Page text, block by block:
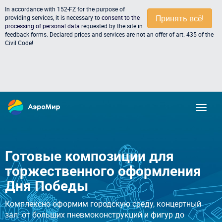
Принять всё!
In accordance with 152-FZ for the purpose of
providing services, it is necessary toconsent to the
processing of personal data requested by the site in
feedback forms. Declared prices and services are not an offer of art. 435 of the
Civil Code!
Готовые композиции для
торжественного оформления
Дня Победы
Комплексно оформим городскую среду, концертный
зал: от больших пневмоконструкций и фигур до